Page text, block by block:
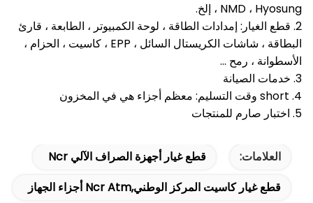
NMD ، Hyosung ، إلخ.
2. قطع الغيار: إمدادات الطاقة ، لوحة الكمبيوتر ، الطابعة ، قارئ
البطاقة ، شاشات الكريستال السائل ، EPP ، كاسيت ، الحزام ،
الأسطوانة ، رمح ...
3. خدمات الصيانة
4. short وقت التسليم: معظم أجزاء هي في المخزون
5. اختبار صارم للمنتجات
العلامات:
قطع غيار أجهزة الصراف الآلي Ncr
قطع غيار كاسيت المركز الوطني,ncr Atm أجزاء الجهاز